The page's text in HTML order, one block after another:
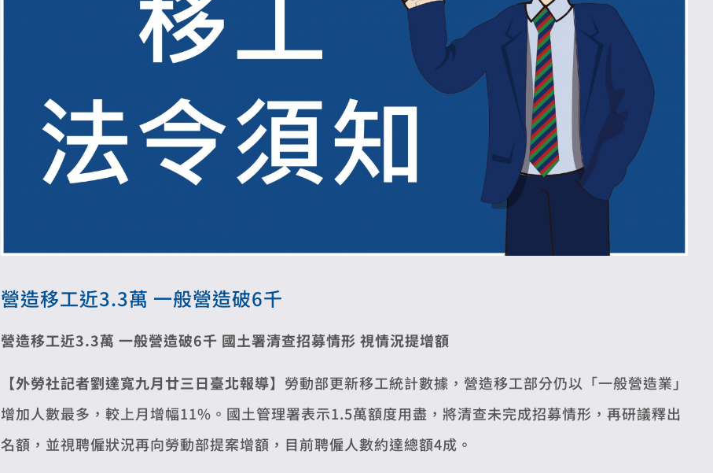
營造移工近3.3萬 一般營造破6千
營造移工近3.3萬 一般營造破6千 國土署清查招募情形 視情況提增額
【外勞社記者劉達寬九月廿三日臺北報導】 勞動部更新移工統計數據，營造移工部分仍以「一般營造業」
增加人數最多，較上月增幅11%。國土管理署表示1.5萬額度用盡，將清查未完成招募情形，再研議釋出
名額，並視聘僱狀況再向勞動部提案增額，目前聘僱人數約達總額4成。